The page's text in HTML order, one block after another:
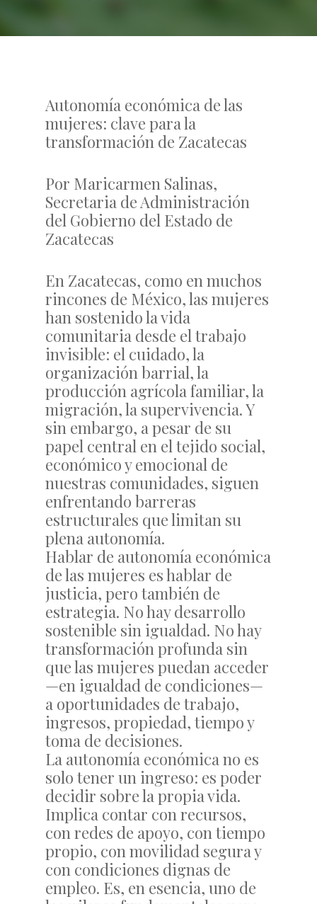
Autonomía económica de las
mujeres: clave para la
transformación de Zacatecas
Por Maricarmen Salinas,
Secretaria de Administración
del Gobierno del Estado de
Zacatecas
En Zacatecas, como en muchos
rincones de México, las mujeres
han sostenido la vida
comunitaria desde el trabajo
invisible: el cuidado, la
organización barrial, la
producción agrícola familiar, la
migración, la supervivencia. Y
sin embargo, a pesar de su
papel central en el tejido social,
económico y emocional de
nuestras comunidades, siguen
enfrentando barreras
estructurales que limitan su
plena autonomía.
Hablar de autonomía económica
de las mujeres es hablar de
justicia, pero también de
estrategia. No hay desarrollo
sostenible sin igualdad. No hay
transformación profunda sin
que las mujeres puedan acceder
—en igualdad de condiciones—
a oportunidades de trabajo,
ingresos, propiedad, tiempo y
toma de decisiones.
La autonomía económica no es
solo tener un ingreso: es poder
decidir sobre la propia vida.
Implica contar con recursos,
con redes de apoyo, con tiempo
propio, con movilidad segura y
con condiciones dignas de
empleo. Es, en esencia, uno de